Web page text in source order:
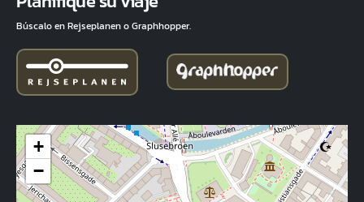
Búscalo en Rejseplanen o Graphhopper.
+
−